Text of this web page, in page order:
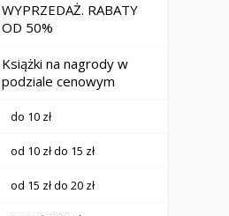
WYPRZEDAŻ. RABATY
OD 50%
Książki na nagrody w
podziale cenowym
do 10 zł
od 10 zł do 15 zł
od 15 zł do 20 zł